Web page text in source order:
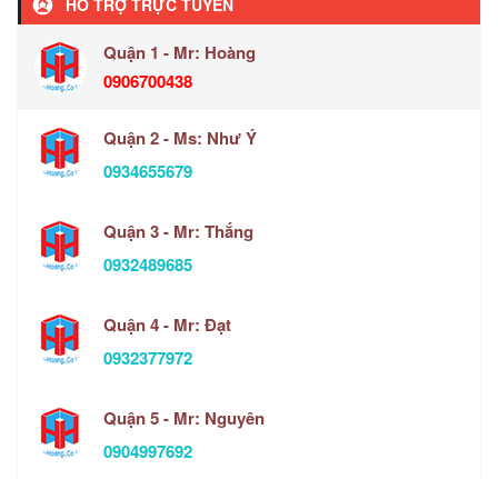
Quận 1 - Mr: Hoàng
0906700438
Quận 2 - Ms: Như Ý
0934655679
Quận 3 - Mr: Thắng
0932489685
Quận 4 - Mr: Đạt
0932377972
Quận 5 - Mr: Nguyên
0904997692